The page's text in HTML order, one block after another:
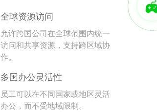
全球资源访问
允许跨国公司在全球范围内统一
访问和共享资源，支持跨区域协
作。
多国办公灵活性
员工可以在不同国家或地区灵活
办公，而不受地域限制。